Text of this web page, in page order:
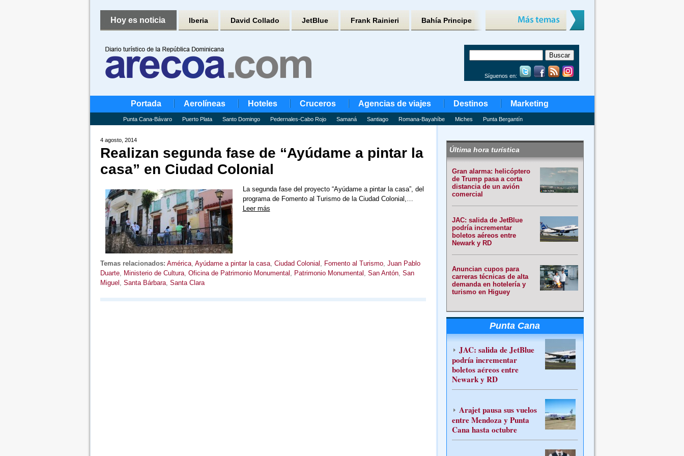
Hoy es noticia Iberia David Collado JetBlue Frank Rainieri Bahía Principe
Síguenos en:
Portada Aerolíneas Hoteles Cruceros Agencias de viajes Destinos Marketing
Punta Cana-Bávaro Puerto Plata Santo Domingo Pedernales-Cabo Rojo Samaná Santiago Romana-Bayahíbe Miches Punta Bergantín
4 agosto, 2014
Realizan segunda fase de “Ayúdame a pintar la
casa” en Ciudad Colonial
La segunda fase del proyecto “Ayúdame a pintar la casa”, del
programa de Fomento al Turismo de la Ciudad Colonial,…
Leer más
Temas relacionados: América, Ayúdame a pintar la casa, Ciudad Colonial , Fomento al Turismo, Juan Pablo
Duarte, Ministerio de Cultura, Oficina de Patrimonio Monumental , Patrimonio Monumental , San Antón, San
Miguel , Santa Bárbara, Santa Clara
Última hora turística
Gran alarma: helicóptero
de Trump pasa a corta
distancia de un avión
comercial
JAC: salida de JetBlue
podría incrementar
boletos aéreos entre
Newark y RD
Anuncian cupos para
carreras técnicas de alta
demanda en hotelería y
turismo en Higuey
Punta Cana
JAC: salida de JetBlue
podría incrementar
boletos aéreos entre
Newark y RD
Arajet pausa sus vuelos
entre Mendoza y Punta
Cana hasta octubre